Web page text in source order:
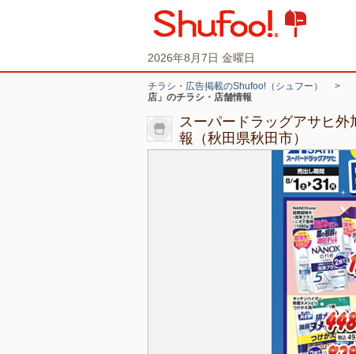
2026年8月7日 金曜日
チラシ・広告掲載のShufoo!（シュフー） >
店」のチラシ・店舗情報
スーパードラッグアサヒ
報（秋田県秋田市）